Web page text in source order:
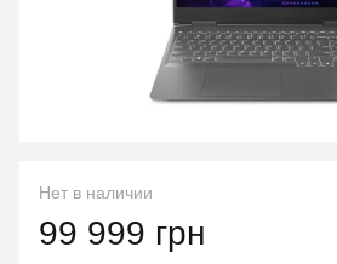
Нет в наличии
99 999 грн